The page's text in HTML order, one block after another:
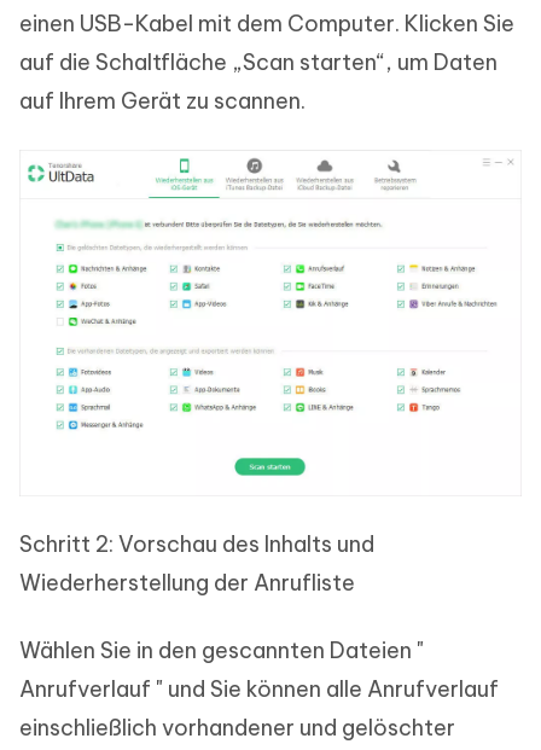
einen USB-Kabel mit dem Computer. Klicken Sie
auf die Schaltfläche „Scan starten“, um Daten
auf Ihrem Gerät zu scannen.
Schritt 2: Vorschau des Inhalts und
Wiederherstellung der Anrufliste
Wählen Sie in den gescannten Dateien "
Anrufverlauf " und Sie können alle Anrufverlauf
einschließlich vorhandener und gelöschter